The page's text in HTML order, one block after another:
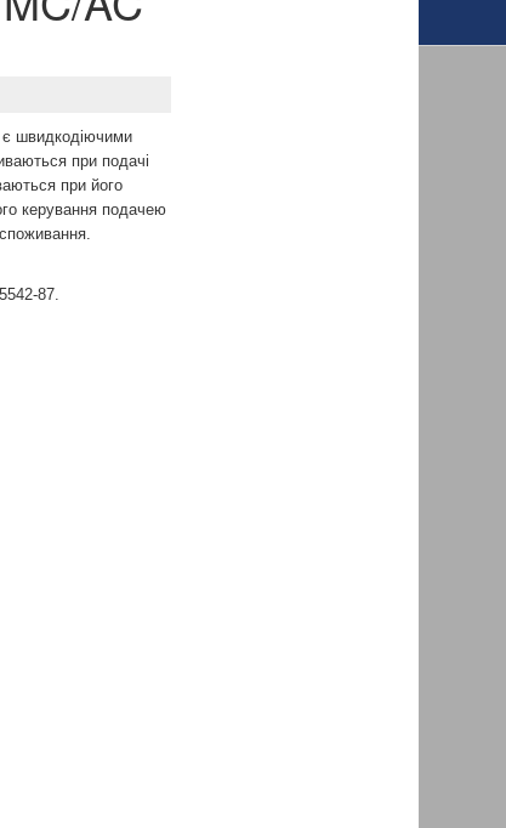
є швидкодіючими
при подачі
при його
керування подачею
87.